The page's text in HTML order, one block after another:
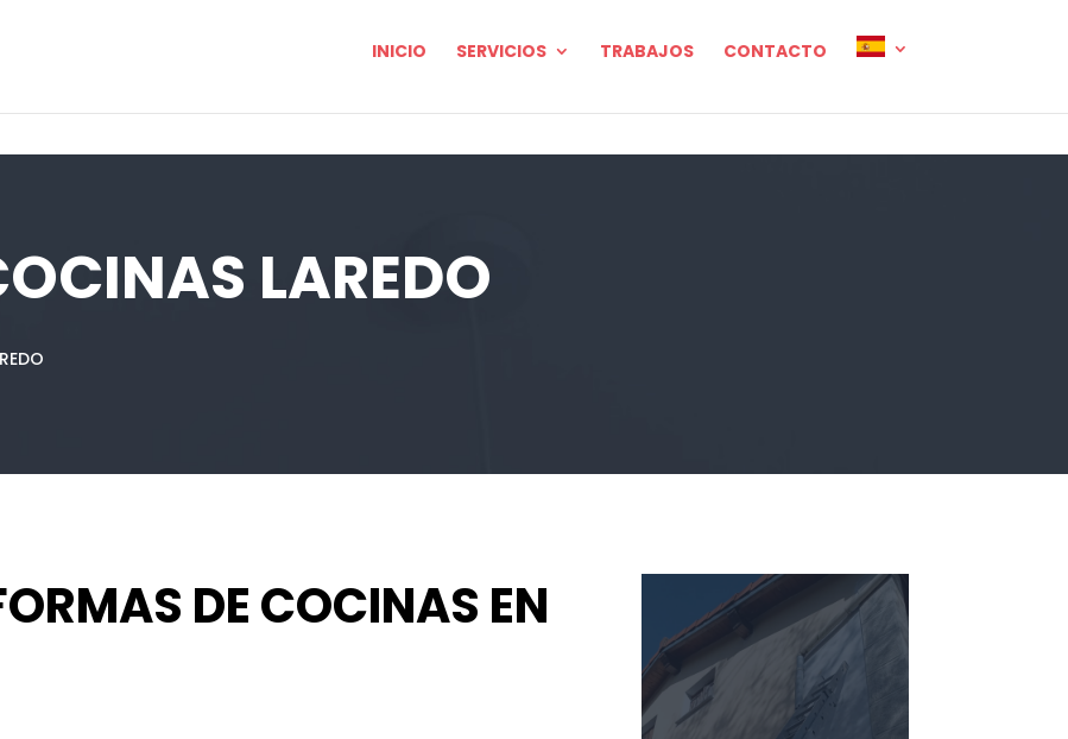
INICIO SERVICIOS TRABAJOS CONTACTO
LAREDO
DE COCINAS EN
SOBRE NOSOTROS
somos un equipo
apasionado por las reformas